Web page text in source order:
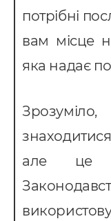
потрібні
вам місце
яка надає
але це